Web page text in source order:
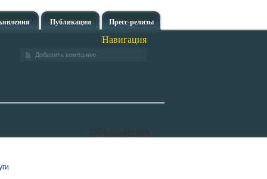
Публикации Пресс-релизы
Навигация
Добавить компанию